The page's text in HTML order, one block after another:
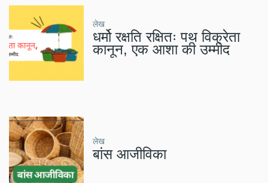
लेख
धर्मो रक्षति रक्षितः पथ विक्रेता
कानून, एक आशा की उम्मीद
लेख
बांस आजीविका